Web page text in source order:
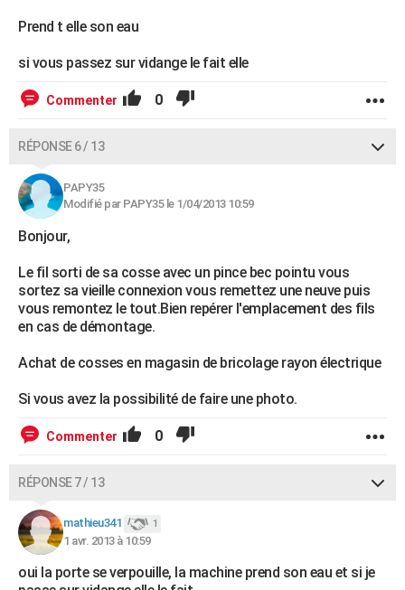
Prend t elle son eau
si vous passez sur vidange le fait elle
Commenter 0
RÉPONSE 6 / 13
PAPY35
Modifié par PAPY35 le 1/04/2013 10:59
Bonjour,
Le fil sorti de sa cosse avec un pince bec pointu vous
sortez sa vieille connexion vous remettez une neuve puis
vous remontez le tout.Bien repérer l'emplacement des fils
en cas de démontage.
Achat de cosses en magasin de bricolage rayon électrique
Si vous avez la possibilité de faire une photo.
Commenter 0
RÉPONSE 7 / 13
mathieu341 1
1 avr. 2013 à 10:59
oui la porte se verpouille, la machine prend son eau et si je